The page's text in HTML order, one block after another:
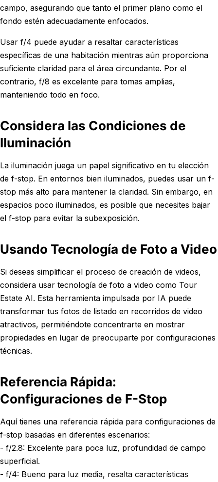
campo, asegurando que tanto el primer plano como el
fondo estén adecuadamente enfocados.
Usar f/4 puede ayudar a resaltar características
específicas de una habitación mientras aún proporciona
suficiente claridad para el área circundante. Por el
contrario, f/8 es excelente para tomas amplias,
manteniendo todo en foco.
Considera las Condiciones de
Iluminación
La iluminación juega un papel significativo en tu elección
de f-stop. En entornos bien iluminados, puedes usar un f-
stop más alto para mantener la claridad. Sin embargo, en
espacios poco iluminados, es posible que necesites bajar
el f-stop para evitar la subexposición.
Usando Tecnología de Foto a Video
Si deseas simplificar el proceso de creación de videos,
considera usar tecnología de foto a video como Tour
Estate AI. Esta herramienta impulsada por IA puede
transformar tus fotos de listado en recorridos de video
atractivos, permitiéndote concentrarte en mostrar
propiedades en lugar de preocuparte por configuraciones
técnicas.
Referencia Rápida:
Configuraciones de F-Stop
Aquí tienes una referencia rápida para configuraciones de
f-stop basadas en diferentes escenarios:
- f/2.8: Excelente para poca luz, profundidad de campo
superficial.
- f/4: Bueno para luz media, resalta características